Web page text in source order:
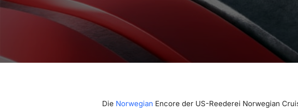
Die Norwegian Encore der US-Reederei Norwegian